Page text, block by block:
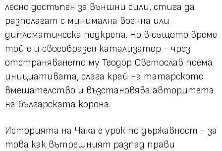
лесно достъпен за външни сили, стига да
разполагат с минимална военна или
дипломатическа подкрепа. Но в същото време
той е и своеобразен катализатор - чрез
отстраняването му Теодор Светослав поема
инициативата, слага край на татарското
вмешателство и възстановява авторитета
на българската корона.
Историята на Чака е урок по държавност - за
това как вътрешният разпад прави